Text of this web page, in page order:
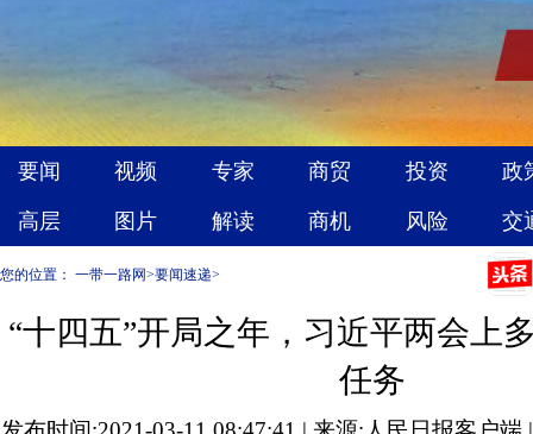
您的位置： 一带一路网>要闻速递>
“十四五”开局之年，习近平两会上
任务